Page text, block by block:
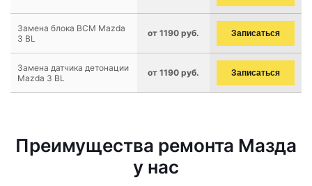
Замена блока BCM Mazda
3 BL
от 1190 руб. Записаться
Замена датчика детонации
Mazda 3 BL
от 1190 руб. Записаться
Преимущества ремонта Мазда
у нас